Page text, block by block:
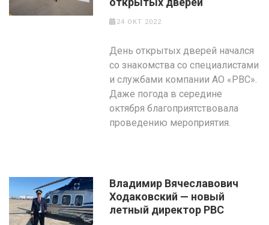
24 ОКТ 2022
День открытых дверей начался
со знакомства со специалистами
и службами компании АО «РВС».
Даже погода в середине
октября благоприятствовала
проведению мероприятия.
Владимир Вячеславович
Ходаковский — новый
летный директор РВС